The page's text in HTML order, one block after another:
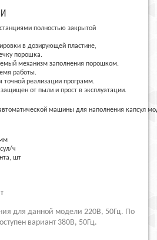
полностью закрытой
в дозирующей пластине,
порошка.
механизм заполнения порошком.
работы.
точной реализации программ.
от пыли и прост в эксплуатации.
машины для наполнения капсул
ч
шт
для данной модели 220В, 50Гц. По
вариант 380В, 50Гц.